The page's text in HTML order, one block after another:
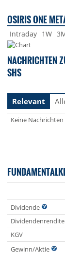
OSIRIS ONE
Intraday 1W
NACHRICHTEN
SHS
Relevant
Keine
Dividende
KGV
Gewinn/Aktie